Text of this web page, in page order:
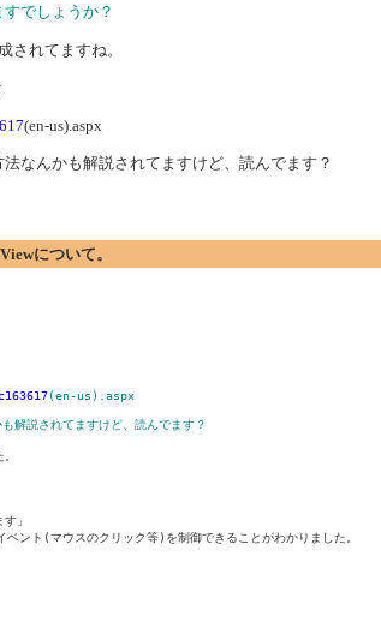
でしょうか？
されてますね。
(en-us).aspx
なんかも解説されてますけど、読んでます？
について。
(en-us).aspx
解説されてますけど、読んでます？
」
ント(マウスのクリック等)を制御できることがわかりました。